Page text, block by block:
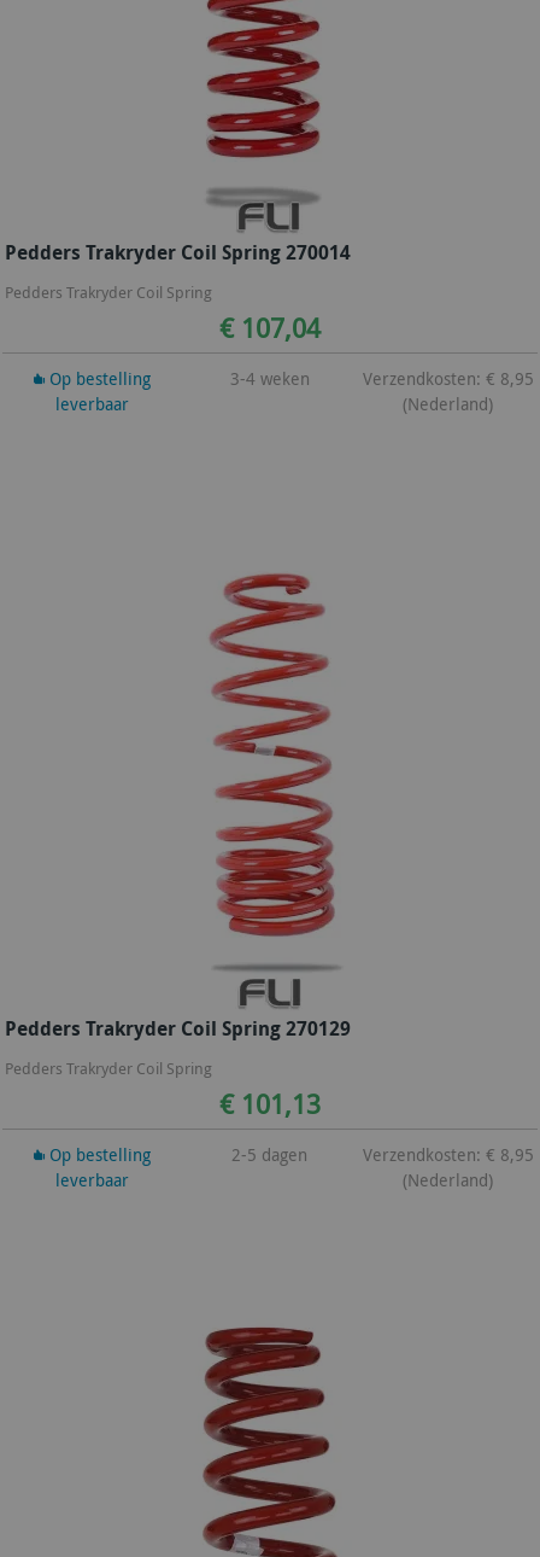
Pedders Trakryder Coil Spring 270014
Pedders Trakryder Coil Spring
€ 107,04
Op bestelling
leverbaar
3-4 weken
Verzendkosten: € 8,95
(Nederland)
Pedders Trakryder Coil Spring 270129
Pedders Trakryder Coil Spring
€ 101,13
Op bestelling
leverbaar
2-5 dagen
Verzendkosten: € 8,95
(Nederland)